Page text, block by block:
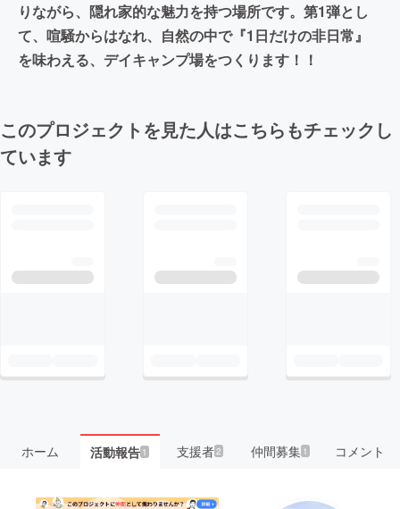
りながら、隠れ家的な魅力を持つ場所です。第1弾とし
て、喧騒からはなれ、自然の中で『1日だけの非日常』
を味わえる、デイキャンプ場をつくります︎！！
このプロジェクトを見た人はこちらもチェックし
ています
ホーム 活動報告1 支援者2 仲間募集 1 コメント